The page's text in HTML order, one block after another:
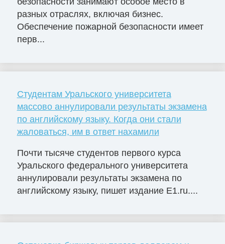
разных отраслях, включая бизнес.
Обеспечение пожарной безопасности имеет
перв...
Студентам Уральского университета
массово аннулировали результаты экзамена
по английскому языку. Когда они стали
жаловаться, им в ответ нахамили
Почти тысяче студентов первого курса
Уральского федерального университета
аннулировали результаты экзамена по
английскому языку, пишет издание E1.ru....